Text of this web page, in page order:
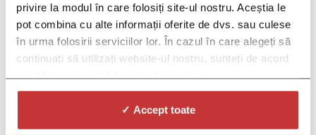
privire la modul în care folosiți site-ul nostru. Aceștia le
pot combina cu alte informații oferite de dvs. sau culese
în urma folosirii serviciilor lor. În cazul în care alegeți să
continuați să utilizați website-ul nostru, sunteți de acord
✓ Accept toate
Aleea Buchetului nr. 2,
bloc C2,